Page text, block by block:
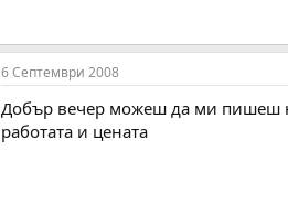
6 Септември 2008
Добър вечер можеш да ми пишеш
работата и цената